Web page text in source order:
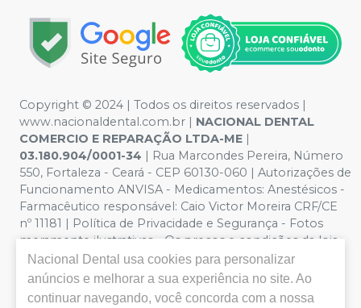
Copyright © 2024 | Todos os direitos reservados |
www.nacionaldental.com.br | NACIONAL DENTAL
COMERCIO E REPARAÇÃO LTDA-ME |
03.180.904/0001-34 | Rua Marcondes Pereira, Número
550, Fortaleza - Ceará - CEP 60130-060 | Autorizações de
Funcionamento ANVISA - Medicamentos: Anestésicos -
Farmacêutico responsável: Caio Victor Moreira CRF/CE
nº 11181 | Política de Privacidade e Segurança - Fotos
meramente ilustrativas - Os preços e condições da loja
virtual estão sujeitos a alterações. Em caso de
divergência de preços no site, o valor válido é o do
Carrinho de Compra. Não vendemos por atacado, por
Nacional Dental usa cookies para personalizar
anúncios e melhorar a sua experiência no site. Ao
continuar navegando, você concorda com a nossa